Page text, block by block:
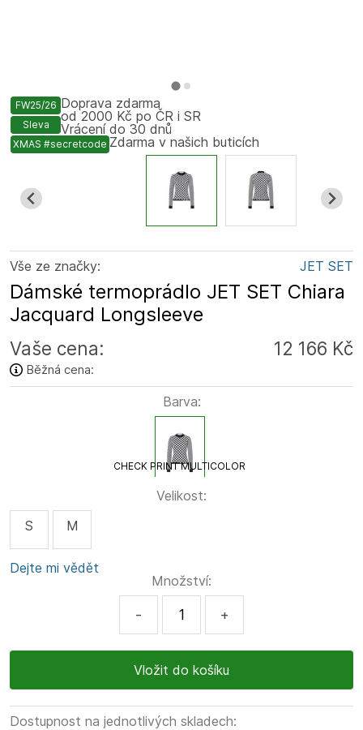
FW25/26
Sleva
XMAS #secretcode
Vše ze značky: JET SET
Dámské termoprádlo JET SET Chiara
Jacquard Longsleeve
Vaše cena: 12 166 Kč
Běžná cena:
Barva:
CHECK PRINT MULTICOLOR
Velikost:
S
M
Dejte mi vědět
Množství:
- +
Dostupnost na jednotlivých skladech:
Doprava zdarma
od 2000 Kč po ČR i SR
Vrácení do 30 dnů
Zdarma v našich buticích